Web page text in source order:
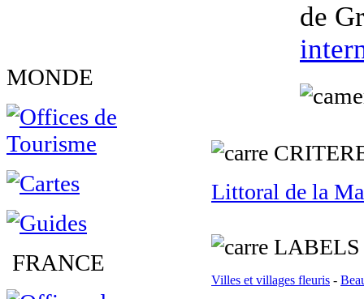
MONDE
FRANCE
de
C
Littoral de la
LABELS
Villes et villages fleuris -